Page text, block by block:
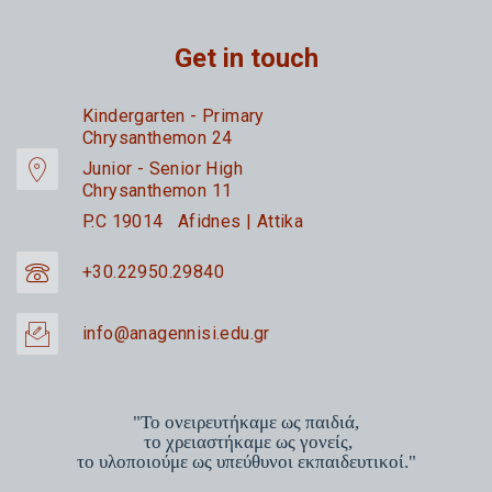
Get in touch
Kindergarten - Primary
Chrysanthemon 24
Junior - Senior High
Chrysanthemon 11
P.C 19014 Afidnes | Attika
+30.22950.29840
info@anagennisi.edu.gr
"Το ονειρευτήκαμε ως παιδιά,
το χρειαστήκαμε ως γονείς,
το υλοποιούμε ως υπεύθυνοι εκπαιδευτικοί."